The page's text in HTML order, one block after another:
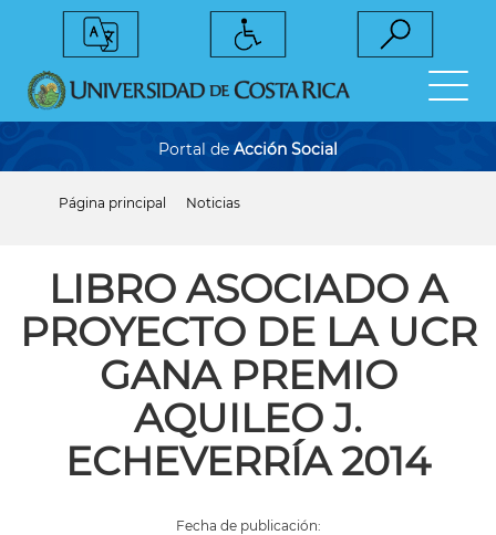
Portal de Acción Social
ayuda
navegación
Página principal Noticias
LIBRO ASOCIADO A
PROYECTO DE LA UCR
GANA PREMIO
AQUILEO J.
ECHEVERRÍA 2014
Fecha de publicación: